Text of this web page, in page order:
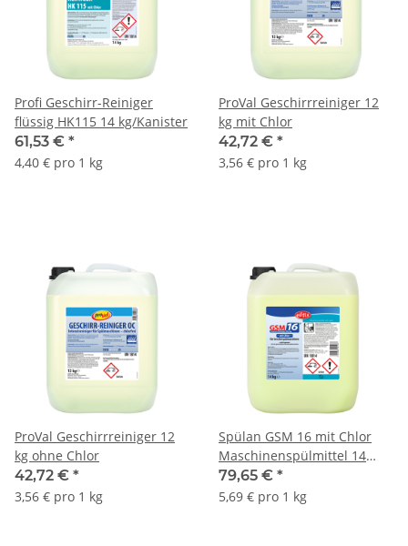
Profi Geschirr-Reiniger
flüssig HK115 14 kg/Kanister
61,53 € *
4,40 € pro 1 kg
ProVal Geschirrreiniger 12
kg mit Chlor
42,72 € *
3,56 € pro 1 kg
ProVal Geschirrreiniger 12
kg ohne Chlor
42,72 € *
3,56 € pro 1 kg
Spülan GSM 16 mit Chlor
Maschinenspülmittel 14
kg/Kanister
79,65 € *
5,69 € pro 1 kg